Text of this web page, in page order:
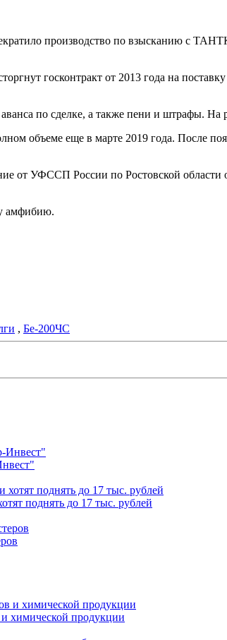
производство по взысканию с
госконтракт от 2013 года на
по сделке, а также пени и штрафы.
объеме еще в марте 2019 года. После
от УФССП России по Ростовской области
амфибию.
, Бе-200ЧС
поднять до 17 тыс. рублей
и химической продукции